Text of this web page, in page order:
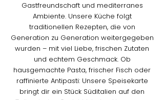
Gastfreundschaft und mediterranes
Ambiente. Unsere Küche folgt
traditionellen Rezepten, die von
Generation zu Generation weitergegeben
wurden – mit viel Liebe, frischen Zutaten
und echtem Geschmack. Ob
hausgemachte Pasta, frischer Fisch oder
raffinierte Antipasti: Unsere Speisekarte
bringt dir ein Stück Süditalien auf den